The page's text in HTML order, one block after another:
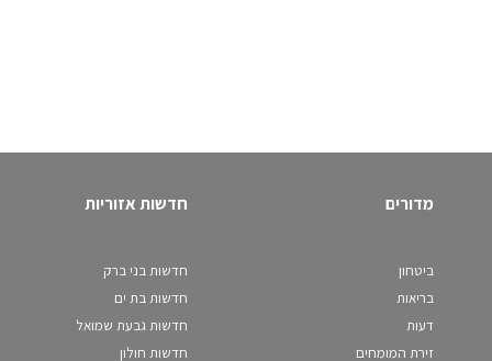
מדורים
ביטחון
בריאות
דעות
זירת המומחים
חדשות אזוריות
חדשות בני ברק
חדשות בת ים
חדשות גבעת שמואל
חדשות חולון